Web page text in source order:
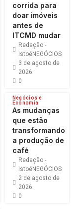
corrida para
doar imóveis
antes de
ITCMD mudar
Redação -
IstoéNEGÓCIOS
3 de agosto de
2026
0
Negócios e
Economia
As mudanças
que estão
transformando
a produção de
café
Redação -
IstoéNEGÓCIOS
2 de agosto de
2026
0